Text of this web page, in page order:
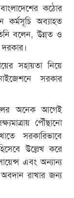
কঠোর
কর্মসূচি অব্যাহত
বলেন, উন্নত ও
সহায়তা নিয়ে
সরকার
অনেক আগেই
পৌঁছানো
সরকারিভাবে
উল্লেখ করে
এবং অন্যান্য
রাখার জন্য